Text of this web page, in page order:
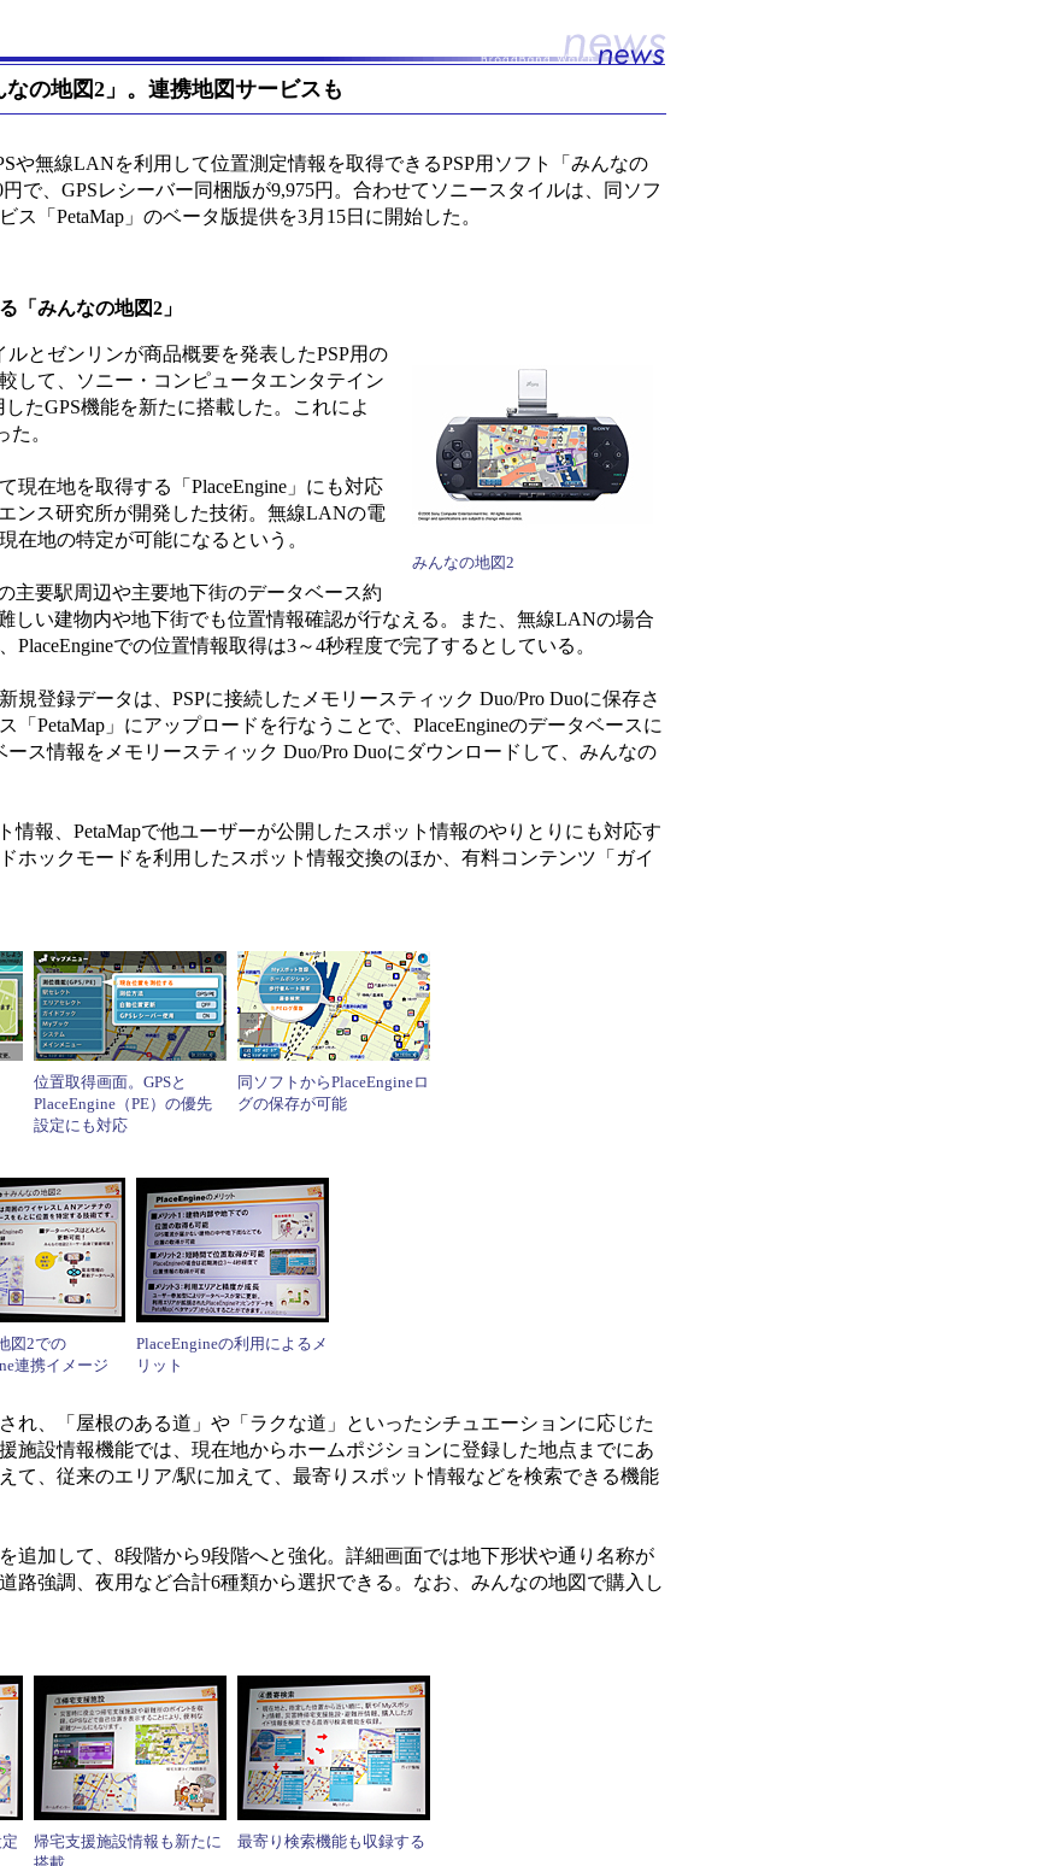
の地図2」。連携地図サービスも
無線LANを利用して位置測定情報を取得できるPSP用ソフト「みんなの
で、GPSレシーバー同梱版が9,975円。合わせてソニースタイルは、同ソフ
「PetaMap」のベータ版提供を3月15日に開始した。
「みんなの地図2」
みんなの地図2
とゼンリンが商品概要を発表したPSP用の
して、ソニー・コンピュータエンタテイン
たGPS機能を新たに搭載した。これによ
。
在地を取得する「PlaceEngine」にも対応
ンス研究所が開発した技術。無線LANの電
在地の特定が可能になるという。
要駅周辺や主要地下街のデータベース約
しい建物内や地下街でも位置情報確認が行なえる。また、無線LANの場合
での位置情報取得は3～4秒程度で完了するとしている。
登録データは、PSPに接続したメモリースティック Duo/Pro Duoに保存さ
PetaMap」にアップロードを行なうことで、PlaceEngineのデータベースに
ス情報をメモリースティック Duo/Pro Duoにダウンロードして、みんなの
報、PetaMapで他ユーザーが公開したスポット情報のやりとりにも対応す
ホックモードを利用したスポット情報交換のほか、有料コンテンツ「ガイ
位置取得画面。GPSと
PlaceEngine（PE）の優先
設定にも対応
同ソフトからPlaceEngineロ
グの保存が可能
図2での
連携イメージ
PlaceEngineの利用によるメ
リット
、「屋根のある道」や「ラクな道」といったシチュエーションに応じた
施設情報機能では、現在地からホームポジションに登録した地点までにあ
て、従来のエリア/駅に加えて、最寄りスポット情報などを検索できる機能
加して、8段階から9段階へと強化。詳細画面では地下形状や通り名称が
路強調、夜用など合計6種類から選択できる。なお、みんなの地図で購入し
帰宅支援施設情報も新たに
最寄り検索機能も収録する